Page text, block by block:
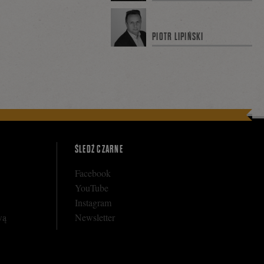
PIOTR LIPIŃSKI
ŚLEDŹ CZARNE
Facebook
YouTube
Instagram
Newsletter